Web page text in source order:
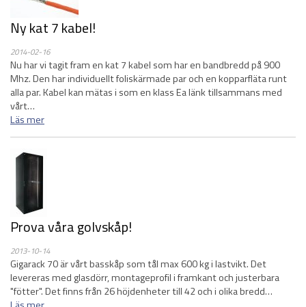
Ny kat 7 kabel!
2014-02-16
Nu har vi tagit fram en kat 7 kabel som har en bandbredd på 900
Mhz. Den har individuellt foliskärmade par och en kopparfläta runt
alla par. Kabel kan mätas i som en klass Ea länk tillsammans med
vårt…
Läs mer
Prova våra golvskåp!
2013-10-14
Gigarack 70 är vårt basskåp som tål max 600 kg i lastvikt. Det
levereras med glasdörr, montageprofil i framkant och justerbara
"fötter". Det finns från 26 höjdenheter till 42 och i olika bredd…